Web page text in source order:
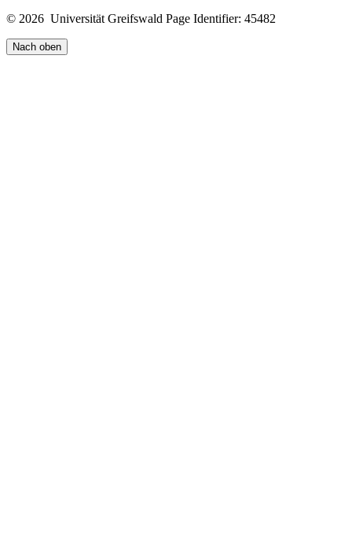
© 2026 Universität Greifswald Page Identifier: 45482
Nach oben